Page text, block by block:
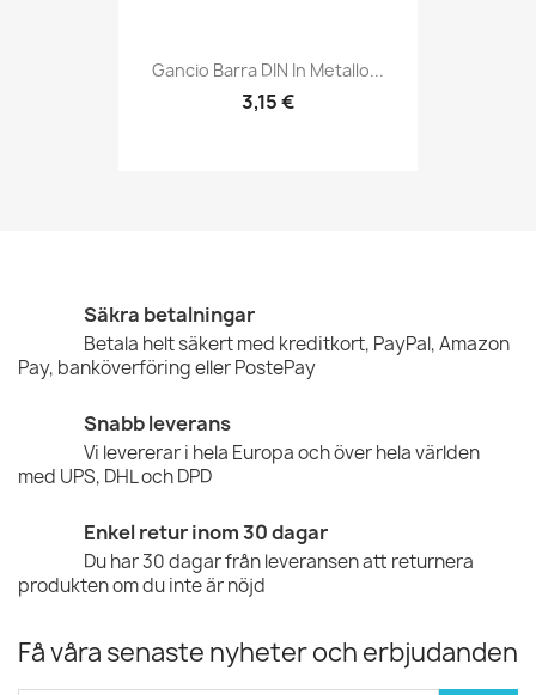
Gancio Barra DIN In Metallo...
3,15 €
Säkra betalningar
Betala helt säkert med kreditkort, PayPal, Amazon
Pay, banköverföring eller PostePay
Snabb leverans
Vi levererar i hela Europa och över hela världen
med UPS, DHL och DPD
Enkel retur inom 30 dagar
Du har 30 dagar från leveransen att returnera
produkten om du inte är nöjd
Få våra senaste nyheter och erbjudanden